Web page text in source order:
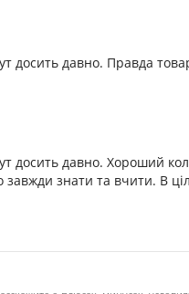
досить давно. Правда
досить давно. Хороший
завжди знати та вчити. В